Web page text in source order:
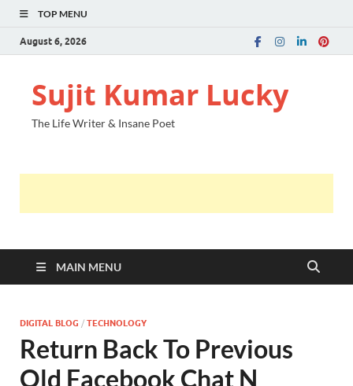
TOP MENU
August 6, 2026
Sujit Kumar Lucky
The Life Writer & Insane Poet
MAIN MENU
DIGITAL BLOG / TECHNOLOGY
Return Back To Previous
Old Facebook Chat N